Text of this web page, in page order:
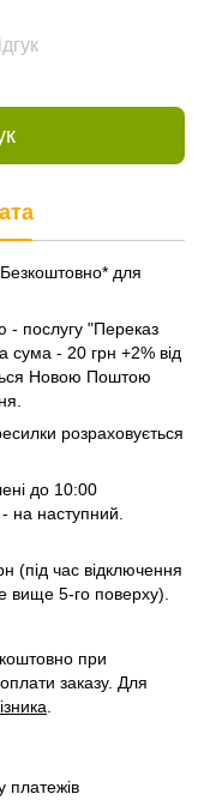
для
- послугу "Переказ
сума - 20 грн +2% від
Новою Поштою
розраховується
до 10:00
на наступний.
(під час відключення
вище 5-го поверху).
при
заказу. Для
платежів